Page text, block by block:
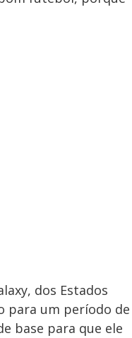
dos Estados
para um período de
base para que ele